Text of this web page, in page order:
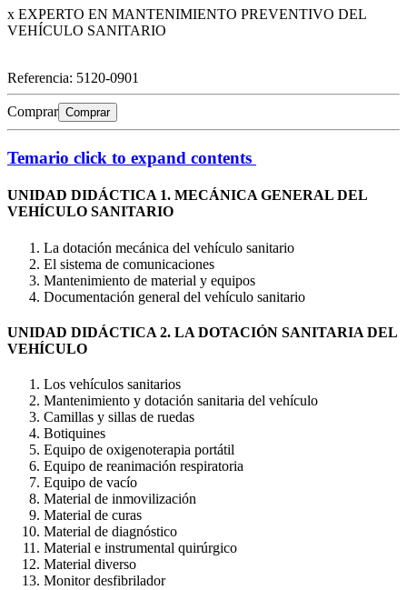
x EXPERTO EN MANTENIMIENTO PREVENTIVO DEL
VEHÍCULO SANITARIO
Referencia: 5120-0901
Comprar Comprar
Temario click to expand contents
UNIDAD DIDÁCTICA 1. MECÁNICA GENERAL DEL
VEHÍCULO SANITARIO
La dotación mecánica del vehículo sanitario
El sistema de comunicaciones
Mantenimiento de material y equipos
Documentación general del vehículo sanitario
UNIDAD DIDÁCTICA 2. LA DOTACIÓN SANITARIA DEL
VEHÍCULO
Los vehículos sanitarios
Mantenimiento y dotación sanitaria del vehículo
Camillas y sillas de ruedas
Botiquines
Equipo de oxigenoterapia portátil
Equipo de reanimación respiratoria
Equipo de vacío
Material de inmovilización
Material de curas
Material de diagnóstico
Material e instrumental quirúrgico
Material diverso
Monitor desfibrilador